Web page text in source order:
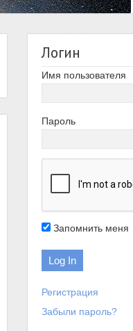
Логин
Имя пользователя
Пароль
Запомнить меня
Регистрация
Забыли пароль?